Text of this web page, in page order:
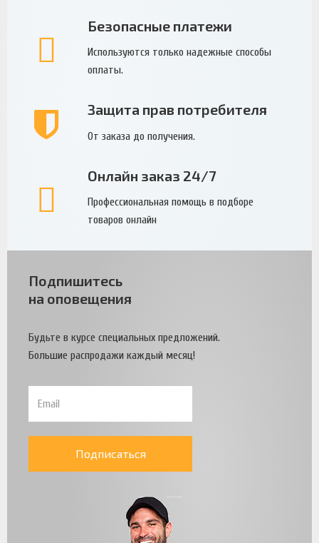
Безопасные платежи
Используются только надежные способы
оплаты.
Защита прав потребителя
От заказа до получения.
Онлайн заказ 24/7
Профессиональная помощь в подборе
товаров онлайн
Подпишитесь
на оповещения
Будьте в курсе специальных предложений.
Большие распродажи каждый месяц!
Подписаться